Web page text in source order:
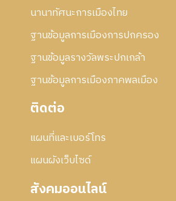
นานาทัศนะการเมืองไทย
ฐานข้อมูลการเมืองการปกครอง
ฐานข้อมูลรางวัลพระปกเกล้า
ฐานข้อมูลการเมืองภาคพลเมือง
ติดต่อ
แผนที่และเบอร์โทร
แผนผังเว็บไซด์
สังคมออนไลน์